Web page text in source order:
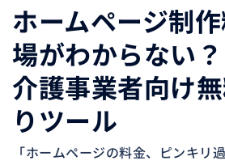
ホームページ制
場がわからない？
介護事業者向け
りツール
「ホームページの料金、ピンキリ